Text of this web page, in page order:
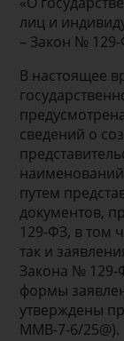
лиц и
– Закон №
В настоящее
сведений о
путем
документов,
129-ФЗ, в том
так и
Закона №
формы
утверждены
ММВ-7-6/25@).